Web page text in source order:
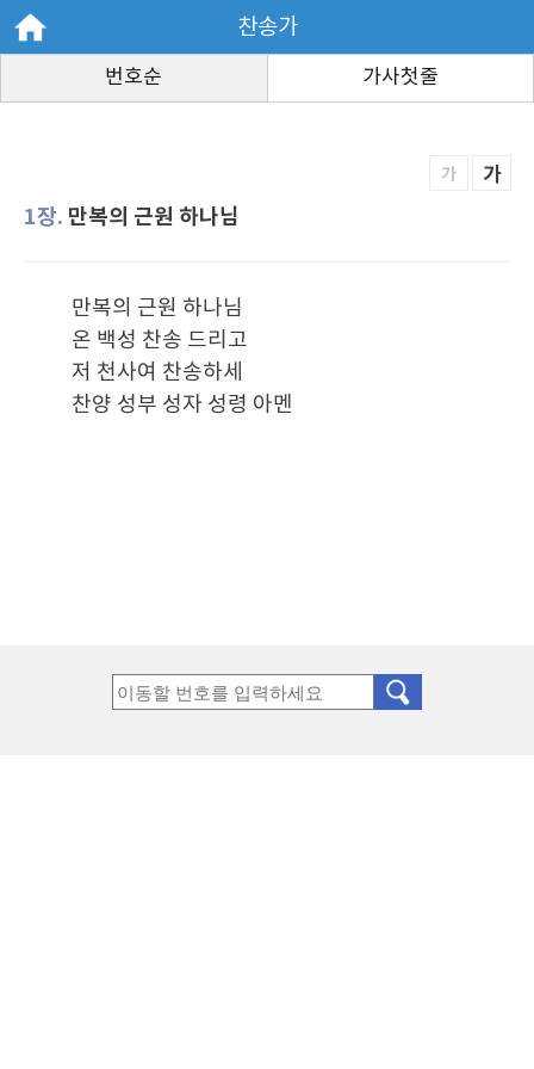
찬송가
번호순 가사첫줄
가 가
1장. 만복의 근원 하나님
만복의 근원 하나님
온 백성 찬송 드리고
저 천사여 찬송하세
찬양 성부 성자 성령 아멘